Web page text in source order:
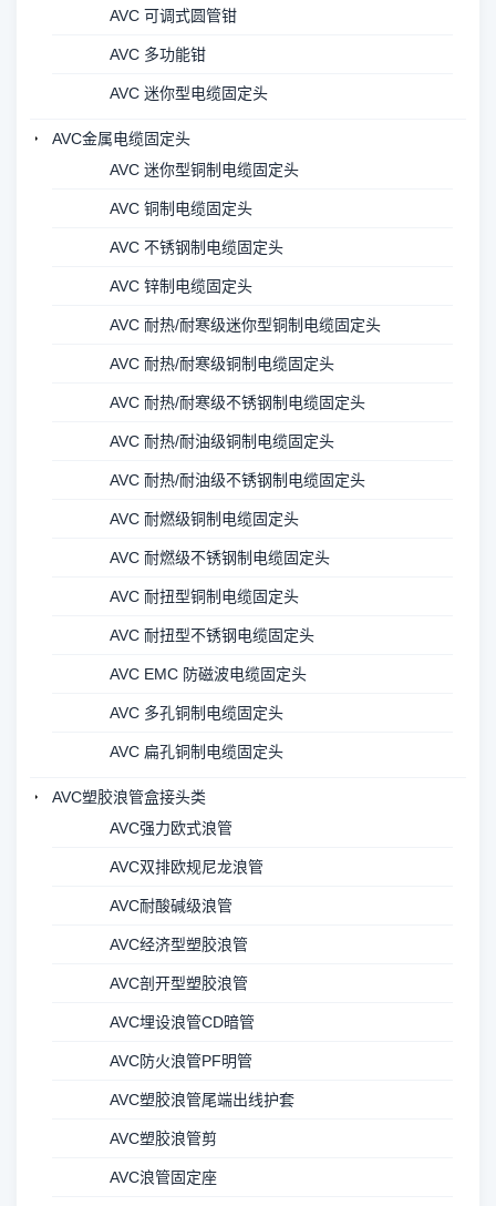
AVC 可调式圆管钳
AVC 多功能钳
AVC 迷你型电缆固定头
AVC金属电缆固定头
AVC 迷你型铜制电缆固定头
AVC 铜制电缆固定头
AVC 不锈钢制电缆固定头
AVC 锌制电缆固定头
AVC 耐热/耐寒级迷你型铜制电缆固定头
AVC 耐热/耐寒级铜制电缆固定头
AVC 耐热/耐寒级不锈钢制电缆固定头
AVC 耐热/耐油级铜制电缆固定头
AVC 耐热/耐油级不锈钢制电缆固定头
AVC 耐燃级铜制电缆固定头
AVC 耐燃级不锈钢制电缆固定头
AVC 耐扭型铜制电缆固定头
AVC 耐扭型不锈钢电缆固定头
AVC EMC 防磁波电缆固定头
AVC 多孔铜制电缆固定头
AVC 扁孔铜制电缆固定头
AVC塑胶浪管盒接头类
AVC强力欧式浪管
AVC双排欧规尼龙浪管
AVC耐酸碱级浪管
AVC经济型塑胶浪管
AVC剖开型塑胶浪管
AVC埋设浪管CD暗管
AVC防火浪管PF明管
AVC塑胶浪管尾端出线护套
AVC塑胶浪管剪
AVC浪管固定座